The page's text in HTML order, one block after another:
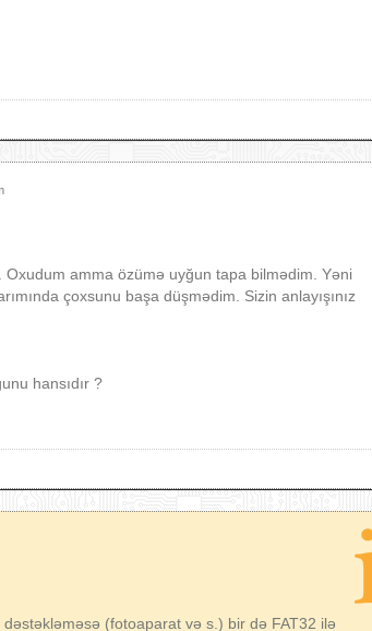
amma özümə uyğun tapa bilmədim. Yəni
çoxsunu başa düşmədim. Sizin anlayışınız
hansıdır ?
(fotoaparat və s.) bir də FAT32 ilə